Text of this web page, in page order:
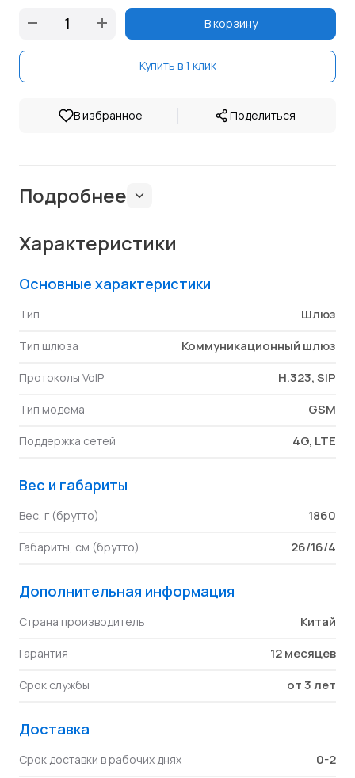
В корзину
Купить в 1 клик
В избранное | Поделиться
Подробнее
Характеристики
Основные характеристики
Тип Шлюз
Тип шлюза Коммуникационный шлюз
Протоколы VoIP H.323, SIP
Тип модема GSM
Поддержка сетей 4G, LTE
Вес и габариты
Вес, г (брутто) 1860
Габариты, см (брутто) 26/16/4
Дополнительная информация
Страна производитель Китай
Гарантия 12 месяцев
Срок службы от 3 лет
Доставка
Срок доставки в рабочих днях 0-2